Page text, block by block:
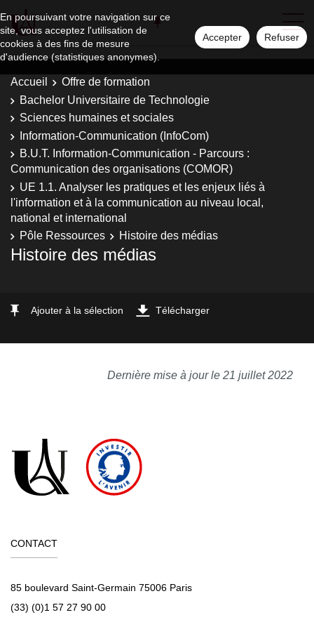
En poursuivant votre navigation sur ce
site, vous acceptez l'utilisation de
cookies à des fins de mesure
d'audience (statistiques anonymes).
Accepter Refuser
Accueil
Offre de formation
Bachelor Universitaire de Technologie
Sciences humaines et sociales
Information-Communication (InfoCom)
B.U.T. Information-Communication - Parcours :
Communication des organisations (COMOR)
UE 1.1. Analyser les pratiques et les enjeux liés à
l'information et à la communication au niveau local,
national et international
Pôle Ressources
Histoire des médias
Histoire des médias
Ajouter à la sélection Télécharger
Dernière mise à jour le 21 juillet 2022
CONTACT
85 boulevard Saint-Germain 75006 Paris
(33) (0)1 57 27 90 00